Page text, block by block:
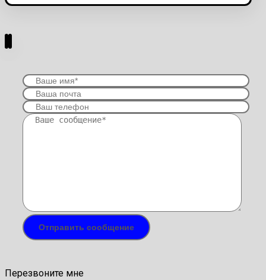
Перезвоните мне